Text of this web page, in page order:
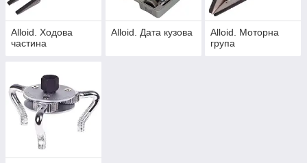
Alloid. Ходова
частина
Alloid. Дата кузова
Alloid. Моторна
група